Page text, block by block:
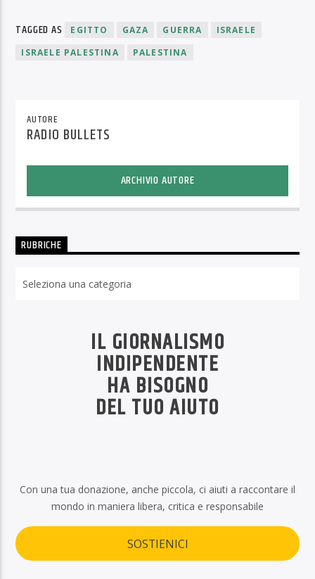
TAGGED AS EGITTO GAZA GUERRA
ISRAELE
ISRAELE PALESTINA
PALESTINA
AUTORE
RADIO BULLETS
ARCHIVIO AUTORE
RUBRICHE
IL GIORNALISMO
INDIPENDENTE
HA BISOGNO
DEL TUO AIUTO
Con una tua donazione, anche piccola, ci aiuti a raccontare il
mondo in maniera libera, critica e responsabile
SOSTIENICI